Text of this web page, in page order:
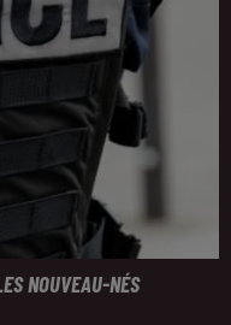
NOUVEAU-NÉS